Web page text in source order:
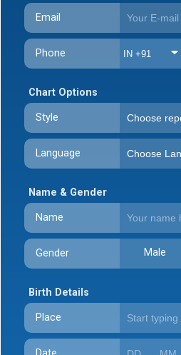
Email
Phone IN +91
Chart Options
Style
Language
Name & Gender
Name
Gender Male
Birth Details
Place